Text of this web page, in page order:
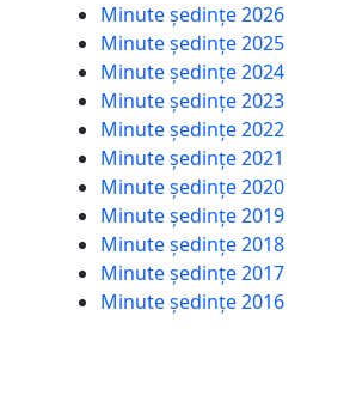
Minute ședințe 2026
Minute ședințe 2025
Minute ședințe 2024
Minute ședințe 2023
Minute ședințe 2022
Minute ședințe 2021
Minute ședințe 2020
Minute ședințe 2019
Minute ședințe 2018
Minute ședințe 2017
Minute ședințe 2016